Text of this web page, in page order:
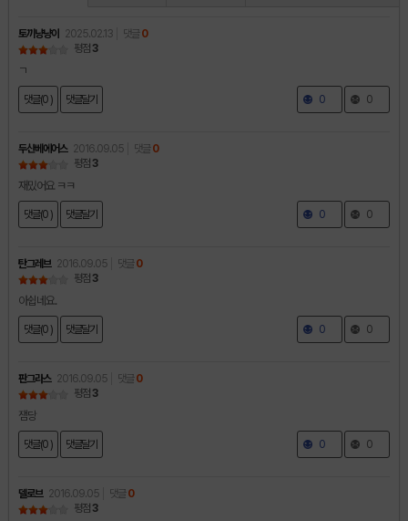
토끼냥냥이 2025.02.13 댓글 0
평점 3
ㄱ
댓글(0 ) 댓글달기 0 0
두산베에어스 2016.09.05 댓글 0
평점 3
재밌어요 ㅋㅋ
댓글(0 ) 댓글달기 0 0
탄그레브 2016.09.05 댓글 0
평점 3
아쉽네요.
댓글(0 ) 댓글달기 0 0
판그라스 2016.09.05 댓글 0
평점 3
잼당
댓글(0 ) 댓글달기 0 0
델로브 2016.09.05 댓글 0
평점 3